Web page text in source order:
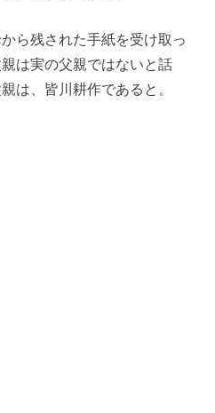
ら残された手紙を受け取っ
は実の父親ではないと話
は、皆川耕作であると。